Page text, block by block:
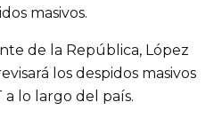
masivos.
de la República, López
los despidos masivos
a lo largo del país.